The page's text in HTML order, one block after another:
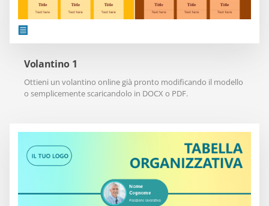
Volantino 1
Ottieni un volantino online già pronto modificando il modello
o semplicemente scaricandolo in DOCX o PDF.